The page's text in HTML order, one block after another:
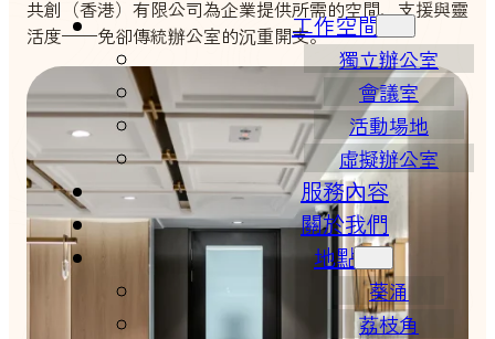
工作空間
獨立辦公室
會議室
活動場地
虛擬辦公室
服務內容
關於我們
地點
葵涌
荔枝角
共創（香港）有限公司為企業提供所需的空間、支援與靈
活度——免卻傳統辦公室的沉重開支。